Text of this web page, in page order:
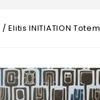
Elitis INITIATION Totem